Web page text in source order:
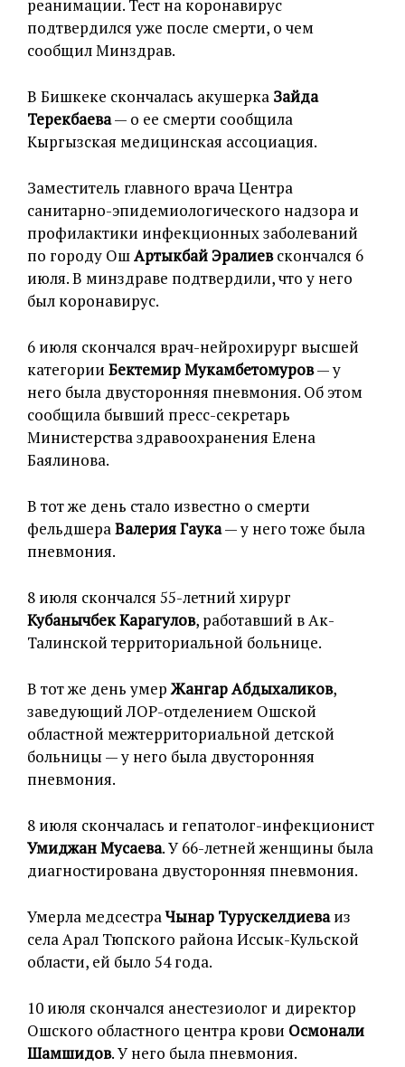
реанимации. Тест на коронавирус
подтвердился уже после смерти, о чем
сообщил Минздрав.
В Бишкеке скончалась акушерка Зайда
Терекбаева— о ее смерти сообщила
Кыргызская медицинская ассоциация.
Заместитель главного врача Центра
санитарно-эпидемиологического надзора и
профилактики инфекционных заболеваний
по городу ОшАртыкбай Эралиевскончался 6
июля. В минздраве подтвердили, что у него
был коронавирус.
6 июля скончался врач-нейрохирург высшей
категории Бектемир Мукамбетомуров— у
него была двусторонняя пневмония. Об этом
сообщила бывший пресс-секретарь
Министерства здравоохранения Елена
Баялинова.
В тот же день стало известно о смерти
фельдшераВалерия Гаука— у него тоже была
пневмония.
8 июля скончался 55-летний хирург
Кубанычбек Карагулов, работавший в Ак-
Талинской территориальной больнице.
В тот же день умерЖангар Абдыхаликов,
заведующий ЛОР-отделением Ошской
областной межтерриториальной детской
больницы — у него была двусторонняя
пневмония.
8 июля скончалась и гепатолог-инфекционист
Умиджан Мусаева. У 66-летней женщины была
диагностирована двусторонняя пневмония.
Умерла медсестраЧынар Турускелдиеваиз
села Арал Тюпского района Иссык-Кульской
области, ей было 54 года.
10 июля скончался анестезиолог и директор
Ошского областного центра крови Осмонали
Шамшидов. У него была пневмония.